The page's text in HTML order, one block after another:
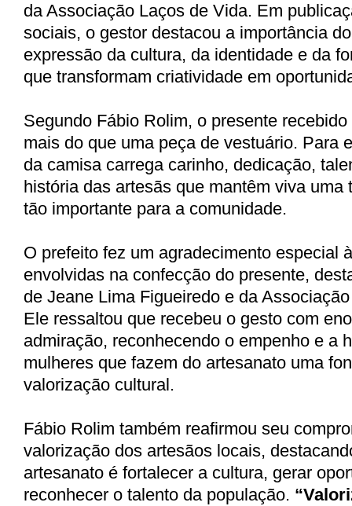
da Associação Laços de Vida. Em
sociais, o gestor destacou a importância
expressão da cultura, da identidade e da
que transformam criatividade em
Segundo Fábio Rolim, o presente
mais do que uma peça de vestuário. Para
da camisa carrega carinho, dedicação,
história das artesãs que mantêm viva uma
tão importante para a comunidade.
O prefeito fez um agradecimento especial
envolvidas na confecção do presente,
de Jeane Lima Figueiredo e da
Ele ressaltou que recebeu o gesto com
admiração, reconhecendo o empenho e a
mulheres que fazem do artesanato uma
valorização cultural.
Fábio Rolim também reafirmou seu
valorização dos artesãos locais,
artesanato é fortalecer a cultura, gerar
reconhecer o talento da população.